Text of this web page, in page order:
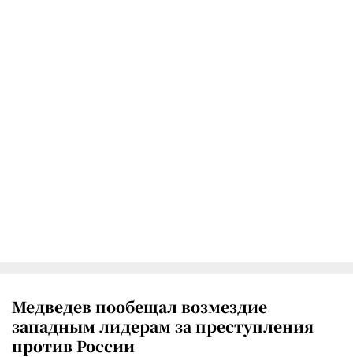
Медведев пообещал возмездие
западным лидерам за преступления
против России